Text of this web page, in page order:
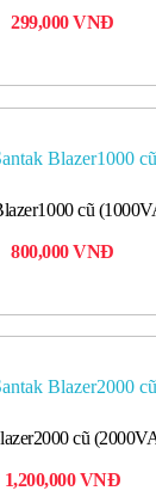
299,000VNĐ
cũ
800,000VNĐ
cũ
1,200,000VNĐ